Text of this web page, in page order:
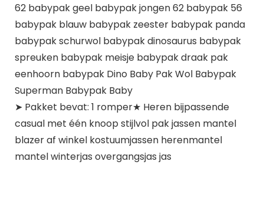
62 babypak geel babypak jongen 62 babypak 56
babypak blauw babypak zeester babypak panda
babypak schurwol babypak dinosaurus babypak
spreuken babypak meisje babypak draak pak
eenhoorn babypak Dino Baby Pak Wol Babypak
Superman Babypak Baby
➤ Pakket bevat: 1 romper★ Heren bijpassende
casual met één knoop stijlvol pak jassen mantel
blazer af winkel kostuumjassen herenmantel
mantel winterjas overgangsjas jas